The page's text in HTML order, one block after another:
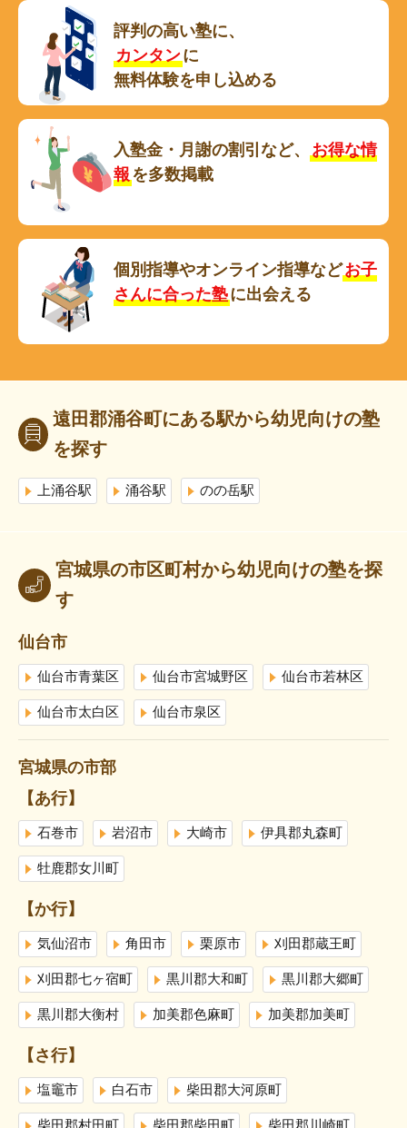
評判の高い塾に、
カンタンに
無料体験を申し込める
入塾金・月謝の割引など、
お得な情
報を多数掲載
個別指導やオンライン指導などお子
さんに合った塾に出会える
遠田郡涌谷町にある駅から幼児向けの塾
を探す
上涌谷駅 涌谷駅 のの岳駅
宮城県の市区町村から幼児向けの塾を探
す
仙台市
仙台市青葉区 仙台市宮城野区 仙台市若林区
仙台市太白区 仙台市泉区
宮城県の市部
【あ行】
石巻市 岩沼市 大崎市 伊具郡丸森町
牡鹿郡女川町
【か行】
気仙沼市 角田市 栗原市 刈田郡蔵王町
刈田郡七ヶ宿町 黒川郡大和町 黒川郡大郷町
黒川郡大衡村 加美郡色麻町 加美郡加美町
【さ行】
塩竈市 白石市 柴田郡大河原町